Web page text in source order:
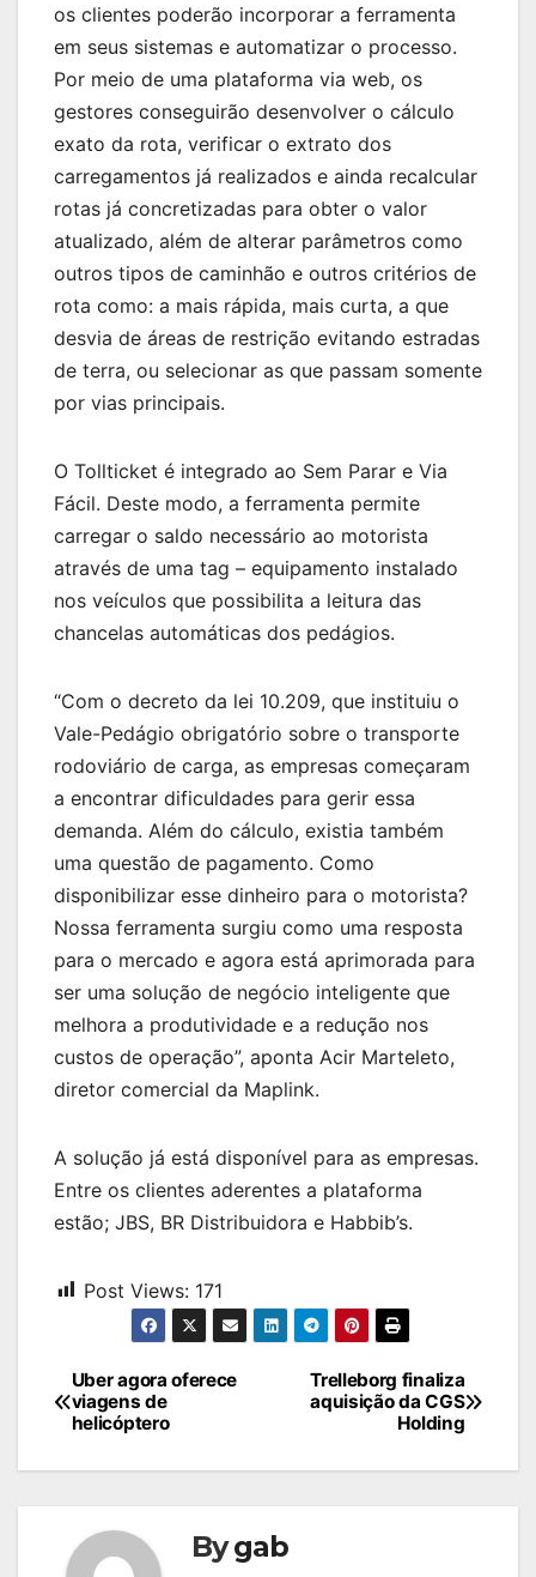
os clientes poderão incorporar a ferramenta
em seus sistemas e automatizar o processo.
Por meio de uma plataforma via web, os
gestores conseguirão desenvolver o cálculo
exato da rota, verificar o extrato dos
carregamentos já realizados e ainda recalcular
rotas já concretizadas para obter o valor
atualizado, além de alterar parâmetros como
outros tipos de caminhão e outros critérios de
rota como: a mais rápida, mais curta, a que
desvia de áreas de restrição evitando estradas
de terra, ou selecionar as que passam somente
por vias principais.
O Tollticket é integrado ao Sem Parar e Via
Fácil. Deste modo, a ferramenta permite
carregar o saldo necessário ao motorista
através de uma tag – equipamento instalado
nos veículos que possibilita a leitura das
chancelas automáticas dos pedágios.
“Com o decreto da lei 10.209, que instituiu o
Vale-Pedágio obrigatório sobre o transporte
rodoviário de carga, as empresas começaram
a encontrar dificuldades para gerir essa
demanda. Além do cálculo, existia também
uma questão de pagamento. Como
disponibilizar esse dinheiro para o motorista?
Nossa ferramenta surgiu como uma resposta
para o mercado e agora está aprimorada para
ser uma solução de negócio inteligente que
melhora a produtividade e a redução nos
custos de operação”, aponta Acir Marteleto,
diretor comercial da Maplink.
A solução já está disponível para as empresas.
Entre os clientes aderentes a plataforma
estão; JBS, BR Distribuidora e Habbib’s.
Post Views: 171
Navegação
de
Trelleborg finaliza
aquisição da CGS
Holding
Uber agora oferece
viagens de
helicóptero
Bygab